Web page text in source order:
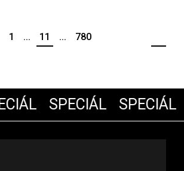
1 ... 11 ... 780
SPECIÁL SPECIÁL